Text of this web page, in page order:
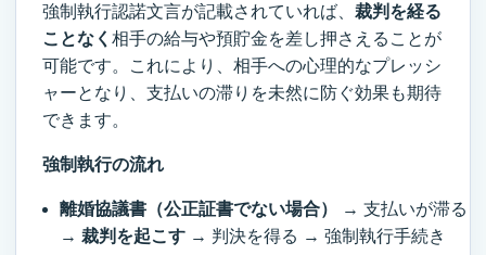
強制執行認諾文言が記載されていれば、 裁判を経る
ことなく 相手の給与や預貯金を差し押さえることが
可能です。これにより、相手への心理的なプレッシ
ャーとなり、支払いの滞りを未然に防ぐ効果も期待
できます。
強制執行の流れ
離婚協議書（公正証書でない場合）
→ 支払いが滞る
→ 裁判を起こす → 判決を得る → 強制執行手続き